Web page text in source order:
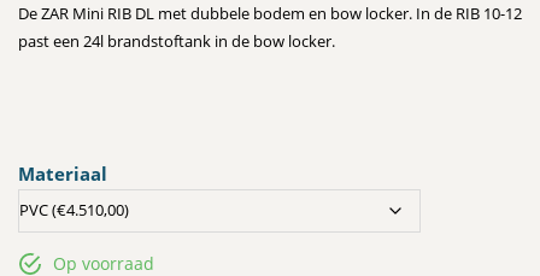
De ZAR Mini RIB DL met dubbele bodem en bow locker. In de RIB 10-12
past een 24l brandstoftank in de bow locker.
Materiaal
Op voorraad